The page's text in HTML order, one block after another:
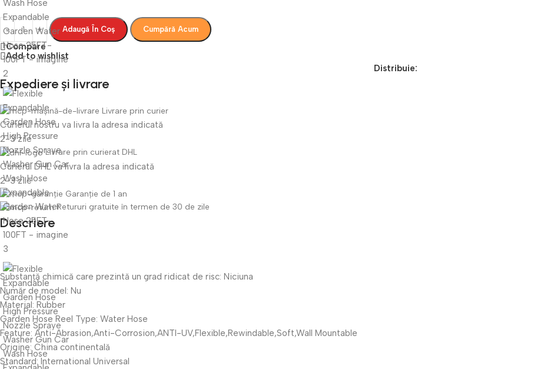
Adaugă În Coș Cumpără Acum
Compare
Add to wishlist
Distribuie:
Expediere și livrare
Livrare prin curier
Curierul nostru va livra la adresa indicată
2-3 zile
Livrare prin curierat DHL
Curierul DHL va livra la adresa indicată
2-3 zile
Garanție de 1 an
Retururi gratuite în termen de 30 de zile
Descriere
Substanță chimică care prezintă un grad ridicat de risc: Niciuna
Număr de model: Nu
Material: Rubber
Garden Hose Reel Type: Water Hose
Feature: Anti-Abrasion,Anti-Corrosion,ANTI-UV,Flexible,Rewindable,Soft,Wall Mountable
Origine: China continentală
Standard: International Universal